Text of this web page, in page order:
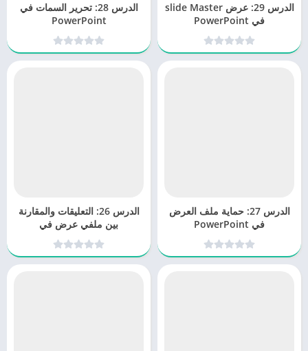
الدرس 29: عرض slide Master
في PowerPoint
الدرس 28: تحرير السمات في
PowerPoint
الدرس 27: حماية ملف العرض
في PowerPoint
الدرس 26: التعليقات والمقارنة
بين ملفي عرض في
PowerPoint